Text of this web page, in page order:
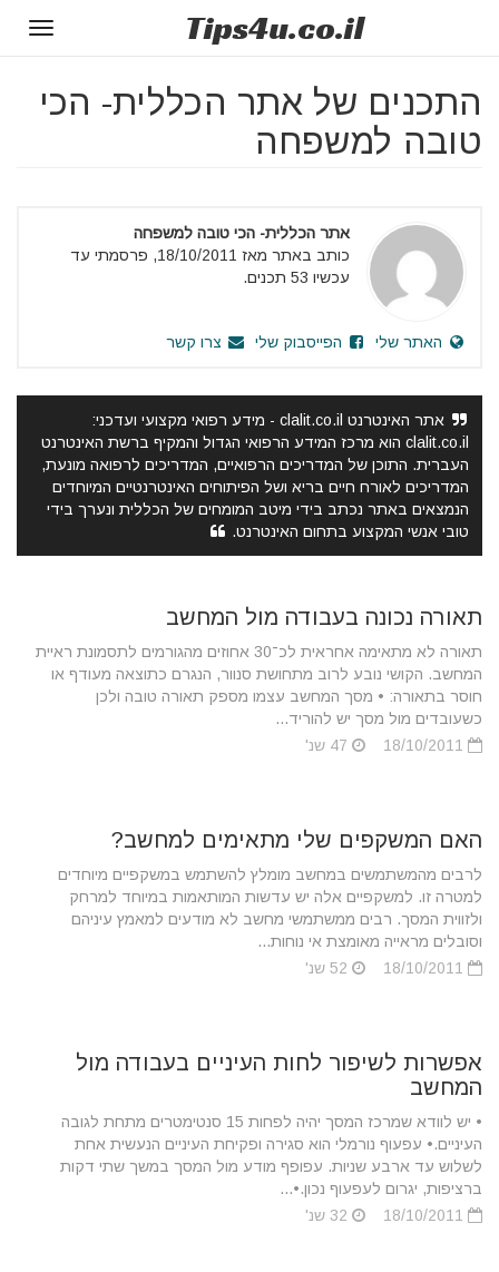
Tips4u.co.il
התכנים של אתר הכללית- הכי
טובה למשפחה
אתר הכללית- הכי טובה למשפחה
כותב באתר מאז 18/10/2011, פרסמתי עד
עכשיו 53 תכנים.
האתר שלי הפייסבוק שלי צרו קשר
אתר האינטרנט clalit.co.il - מידע רפואי מקצועי ועדכני:
clalit.co.il הוא מרכז המידע הרפואי הגדול והמקיף ברשת האינטרנט
העברית. התוכן של המדריכים הרפואיים, המדריכים לרפואה מונעת,
המדריכים לאורח חיים בריא ושל הפיתוחים האינטרנטיים המיוחדים
הנמצאים באתר נכתב בידי מיטב המומחים של הכללית ונערך בידי
טובי אנשי המקצוע בתחום האינטרנט.
תאורה נכונה בעבודה מול המחשב
תאורה לא מתאימה אחראית לכ־30 אחוזים מהגורמים לתסמונת ראיית
המחשב. הקושי נובע לרוב מתחושת סנוור, הנגרם כתוצאה מעודף או
חוסר בתאורה: • מסך המחשב עצמו מספק תאורה טובה ולכן
כשעובדים מול מסך יש להוריד...
האם המשקפים שלי מתאימים למחשב?
לרבים מהמשתמשים במחשב מומלץ להשתמש במשקפיים מיוחדים
למטרה זו. למשקפיים אלה יש עדשות המותאמות במיוחד למרחק
ולזווית המסך. רבים ממשתמשי מחשב לא מודעים למאמץ עיניהם
וסובלים מראייה מאומצת אי נוחות...
אפשרות לשיפור לחות העיניים בעבודה מול
המחשב
• יש לוודא שמרכז המסך יהיה לפחות 15 סנטימטרים מתחת לגובה
העיניים.• עפעוף נורמלי הוא סגירה ופקיחת העיניים הנעשית אחת
לשלוש עד ארבע שניות. עפופף מודע מול המסך במשך שתי דקות
ברציפות, יגרום לעפעוף נכון.•...